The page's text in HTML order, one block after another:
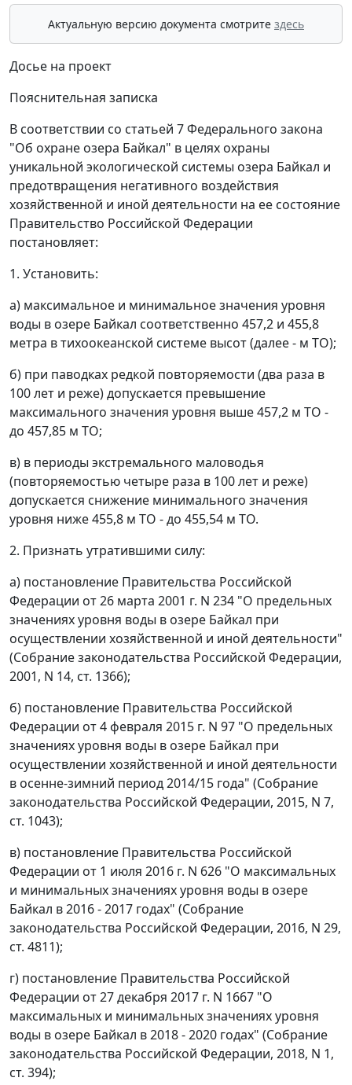
Актуальную версию документа смотрите здесь
Досье на проект
Пояснительная записка
В соответствии со статьей 7 Федерального закона
"Об охране озера Байкал" в целях охраны
уникальной экологической системы озера Байкал и
предотвращения негативного воздействия
хозяйственной и иной деятельности на ее состояние
Правительство Российской Федерации
постановляет:
1. Установить:
а) максимальное и минимальное значения уровня
воды в озере Байкал соответственно 457,2 и 455,8
метра в тихоокеанской системе высот (далее - м ТО);
б) при паводках редкой повторяемости (два раза в
100 лет и реже) допускается превышение
максимального значения уровня выше 457,2 м ТО -
до 457,85 м ТО;
в) в периоды экстремального маловодья
(повторяемостью четыре раза в 100 лет и реже)
допускается снижение минимального значения
уровня ниже 455,8 м ТО - до 455,54 м ТО.
2. Признать утратившими силу:
а) постановление Правительства Российской
Федерации от 26 марта 2001 г. N 234 "О предельных
значениях уровня воды в озере Байкал при
осуществлении хозяйственной и иной деятельности"
(Собрание законодательства Российской Федерации,
2001, N 14, ст. 1366);
б) постановление Правительства Российской
Федерации от 4 февраля 2015 г. N 97 "О предельных
значениях уровня воды в озере Байкал при
осуществлении хозяйственной и иной деятельности
в осенне-зимний период 2014/15 года" (Собрание
законодательства Российской Федерации, 2015, N 7,
ст. 1043);
в) постановление Правительства Российской
Федерации от 1 июля 2016 г. N 626 "О максимальных
и минимальных значениях уровня воды в озере
Байкал в 2016 - 2017 годах" (Собрание
законодательства Российской Федерации, 2016, N 29,
ст. 4811);
г) постановление Правительства Российской
Федерации от 27 декабря 2017 г. N 1667 "О
максимальных и минимальных значениях уровня
воды в озере Байкал в 2018 - 2020 годах" (Собрание
законодательства Российской Федерации, 2018, N 1,
ст. 394);